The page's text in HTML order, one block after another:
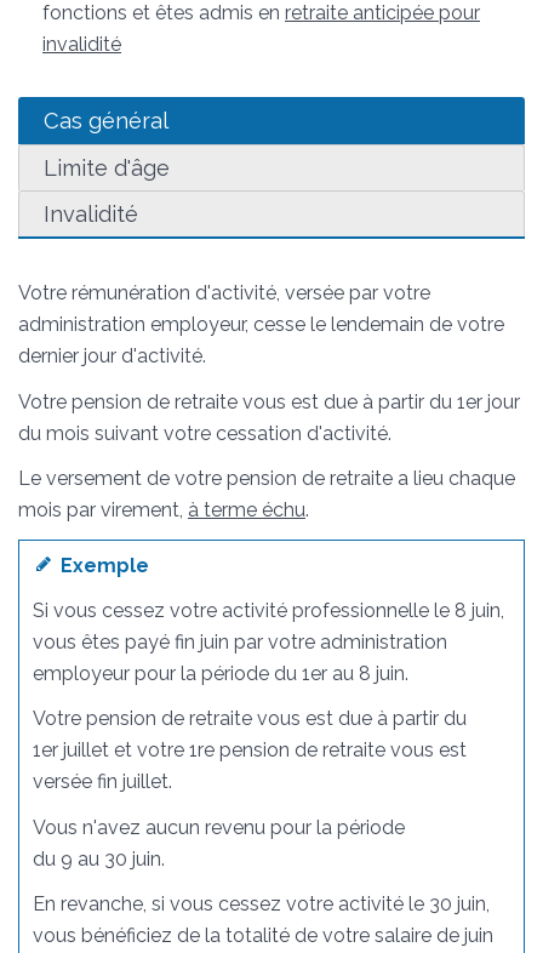
fonctions et êtes admis en retraite anticipée pour
invalidité
Cas général
Limite d'âge
Invalidité
Votre rémunération d'activité, versée par votre
administration employeur, cesse le lendemain de votre
dernier jour d'activité.
Votre pension de retraite vous est due à partir du 1 er jour
du mois suivant votre cessation d'activité.
Le versement de votre pension de retraite a lieu chaque
mois par virement, à terme échu.
Exemple
Si vous cessez votre activité professionnelle le 8 juin,
vous êtes payé fin juin par votre administration
employeur pour la période du 1er au 8 juin.
Votre pension de retraite vous est due à partir du
1er juillet et votre 1re pension de retraite vous est
versée fin juillet.
Vous n'avez aucun revenu pour la période
du 9 au 30 juin.
En revanche, si vous cessez votre activité le 30 juin,
vous bénéficiez de la totalité de votre salaire de juin